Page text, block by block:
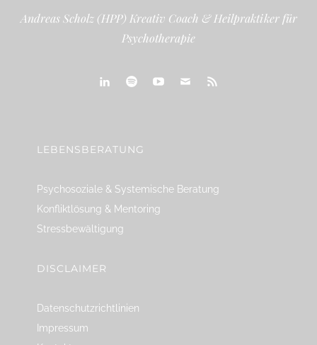
Andreas Scholz (HPP) Kreativ Coach & Heilpraktiker für
Psychotherapie
LEBENSBERATUNG
Psychosoziale & Systemische Beratung
Konfliktlösung & Mentoring
Stressbewältigung
DISCLAIMER
Datenschutzrichtlinien
Impressum